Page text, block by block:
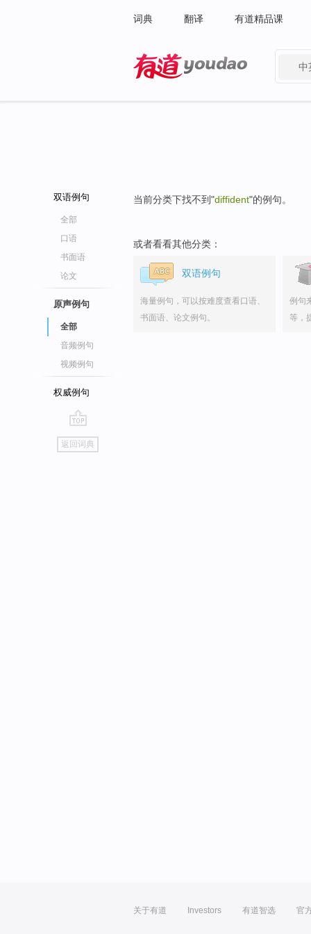
词典 翻译 有道精品课
中
双语例句
全部
口语
书面语
论文
原声例句
全部
音频例句
视频例句
权威例句
go
top
返回词典
当前分类下找不到"diffident"的例句。
或者看看其他分类：
双语例句
海量例句，可以按难度查看口语、
书面语、论文例句。
例句
等，
关于有道 Investors 有道智选 官